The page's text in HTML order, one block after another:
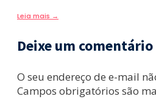
Leia mais →
Deixe um comentário
O seu endereço de e-mail
Campos obrigatórios são